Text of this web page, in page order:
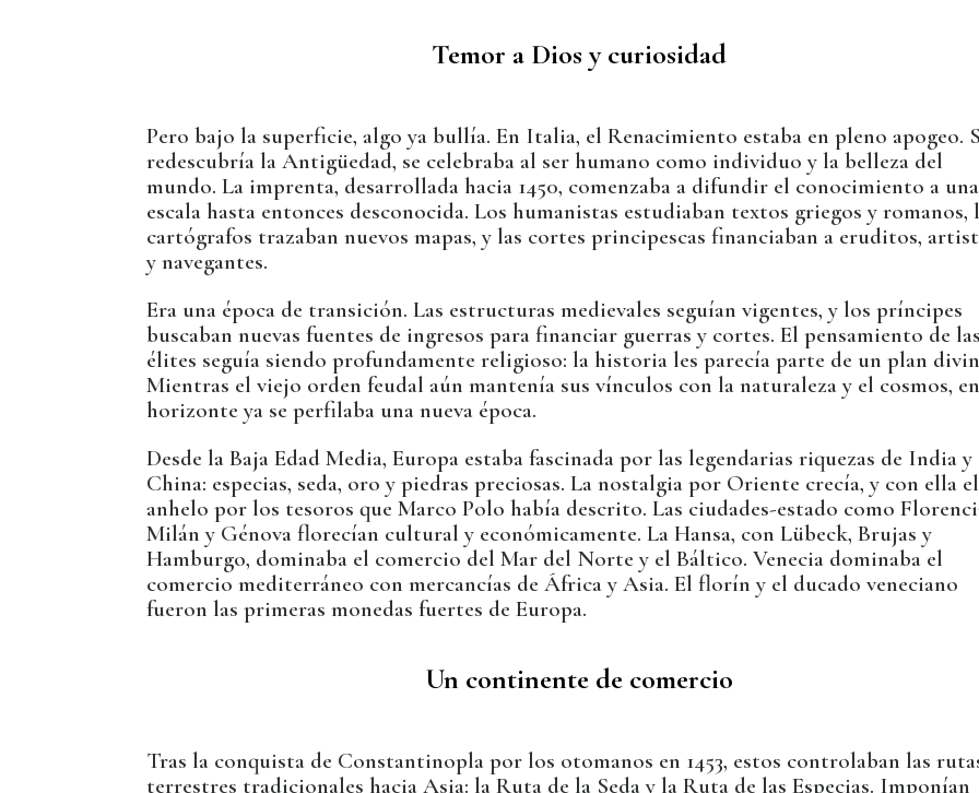
Temor a Dios y curiosidad
Pero bajo la superficie, algo ya bullía. En Italia, el Renacimiento estaba en pleno apogeo.
redescubría la Antigüedad, se celebraba al ser humano como individuo y la belleza del
mundo. La imprenta, desarrollada hacia 1450, comenzaba a difundir el conocimiento a una
escala hasta entonces desconocida. Los humanistas estudiaban textos griegos y romanos,
cartógrafos trazaban nuevos mapas, y las cortes principescas financiaban a eruditos,
y navegantes.
Era una época de transición. Las estructuras medievales seguían vigentes, y los príncipes
buscaban nuevas fuentes de ingresos para financiar guerras y cortes. El pensamiento de las
élites seguía siendo profundamente religioso: la historia les parecía parte de un plan
Mientras el viejo orden feudal aún mantenía sus vínculos con la naturaleza y el cosmos,
horizonte ya se perfilaba una nueva época.
Desde la Baja Edad Media, Europa estaba fascinada por las legendarias riquezas de India y
China: especias, seda, oro y piedras preciosas. La nostalgia por Oriente crecía, y con ella el
anhelo por los tesoros que Marco Polo había descrito. Las ciudades-estado como
Milán y Génova florecían cultural y económicamente. La Hansa, con Lübeck, Brujas y
Hamburgo, dominaba el comercio del Mar del Norte y el Báltico. Venecia dominaba el
comercio mediterráneo con mercancías de África y Asia. El florín y el ducado veneciano
fueron las primeras monedas fuertes de Europa.
Un continente de comercio
Tras la conquista de Constantinopla por los otomanos en 1453, estos controlaban las
terrestres tradicionales hacia Asia: la Ruta de la Seda y la Ruta de las Especias. Imponían